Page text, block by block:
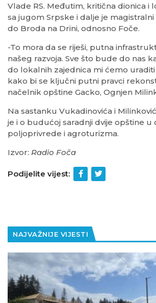
Vlade RS. Međutim, kritična dionica i
sa jugom Srpske i dalje je
do Broda na Drini, odnosno Foče.
-To mora da se riješi, putna
našeg razvoja. Sve što bude do nas
do lokalnih zajednica mi ćemo
kako bi se ključni putni pravci
načelnik opštine Gacko, Ognjen
Na sastanku Vukadinovića i
je i o budućoj saradnji dvije opštine u
poljoprivrede i agroturizma.
Izvor: Radio Foča
Podijelite vijest:
NAJVAŽNIJE VIJESTI